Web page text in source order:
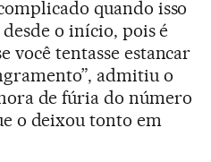
quando isso
o início, pois é
você tentasse estancar
admitiu o
de fúria do número
o deixou tonto em